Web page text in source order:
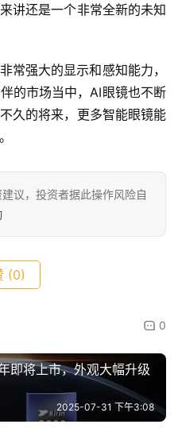
讲还是一个非常全新的未知
常强大的显示和感知能力，
的市场当中，AI眼镜也不断
久的将来，更多智能眼镜能
议，投资者据此操作风险自
(0)
0
即将上市，外观大幅升级
2025-07-31 下午3:08